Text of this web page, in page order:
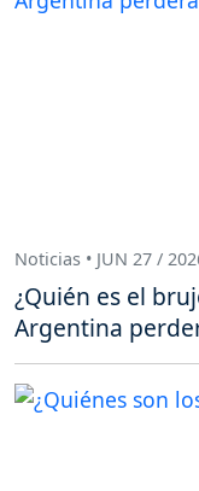
Noticias • JUN 27 /
¿Quién es el
Argentina